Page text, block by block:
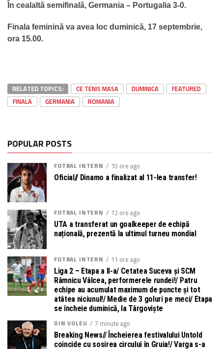
În cealaltă semifinală, Germania – Portugalia 3-0.
Finala feminină va avea loc duminică, 17 septembrie,
ora 15.00.
RELATED TOPICS: CE TENIS MASA DUMINICA
FEATURED
FINALA
GERMANIA ROMANIA
POPULAR POSTS
FOTBAL INTERN 10 ore ago
Oficial// Dinamo a finalizat al 11-lea transfer!
FOTBAL INTERN 12 ore ago
UTA a transferat un goalkeeper de echipă
națională, prezentă la ultimul turneu mondial
FOTBAL INTERN 11 ore ago
Liga 2 – Etapa a II-a/ Cetatea Suceva și SCM
Râmnicu Vâlcea, performerele rundei!/ Patru
echipe au acumulat maximum de puncte și tot
atâtea niciunul!/ Medie de 3 goluri pe meci/ Etapa
se încheie duminică, la Târgoviște
DIN VOLEU
7 minute ago
Breaking News// Încheierea festivalului Untold
coincide cu sosirea circului în Gruia!/ Varga s-a